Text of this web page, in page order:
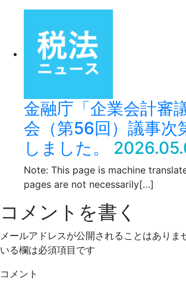
金融庁「企業会計審
会（第56回）議事次
しました。
Note: This page is machine
pages are not necessarily[…]
コメントを書く
メールアドレスが公開されることはありま
いる欄は必須項目です
コメント